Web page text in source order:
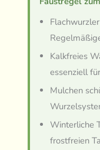
Kalkfreies
essenziell
Mulchen
Winterliche
frostfreien